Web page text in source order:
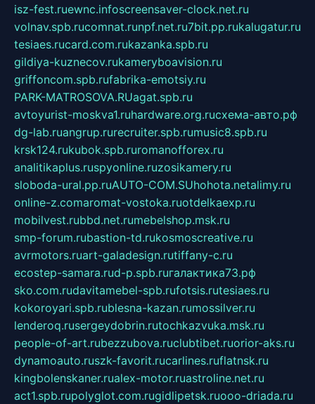
isz-fest.ruewnc.infoscreensaver-clock.net.ru
volnav.spb.rucomnat.runpf.net.ru7bit.pp.rukalugatur.ru
tesiaes.rucard.com.rukazanka.spb.ru
gildiya-kuznecov.rukameryboavision.ru
griffoncom.spb.rufabrika-emotsiy.ru
PARK-MATROSOVA.RUagat.spb.ru
avtoyurist-moskva1.ruhardware.org.ruсхема-авто.рф
dg-lab.ruangrup.rurecruiter.spb.rumusic8.spb.ru
krsk124.rukubok.spb.ruromanofforex.ru
analitikaplus.ruspyonline.ruzosikamery.ru
sloboda-ural.pp.ruAUTO-COM.SUhohota.netalimy.ru
online-z.comaromat-vostoka.ruotdelkaexp.ru
mobilvest.rubbd.net.rumebelshop.msk.ru
smp-forum.rubastion-td.rukosmoscreative.ru
avrmotors.ruart-galadesign.rutiffany-c.ru
ecostep-samara.rud-p.spb.ruгалактика73.рф
sko.com.rudavitamebel-spb.rufotsis.rutesiaes.ru
kokoroyari.spb.rublesna-kazan.rumossilver.ru
lenderoq.rusergeydobrin.rutochkazvuka.msk.ru
people-of-art.rubezzubova.ruclubtibet.ruorior-aks.ru
dynamoauto.ruszk-favorit.rucarlines.ruflatnsk.ru
kingbolenskaner.rualex-motor.ruastroline.net.ru
act1.spb.rupolyglot.com.rugidlipetsk.ruooo-driada.ru